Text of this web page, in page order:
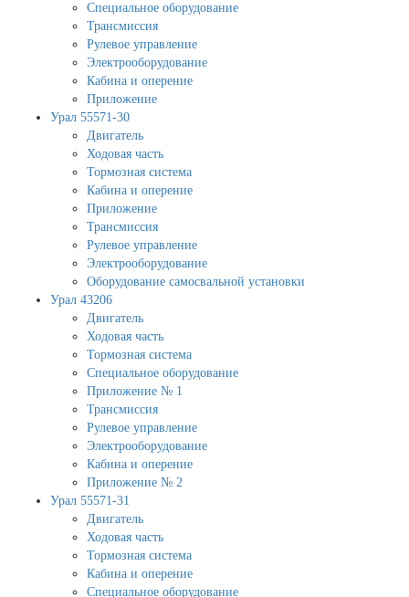
Специальное оборудование
Трансмиссия
Рулевое управление
Электрооборудование
Кабина и оперение
Приложение
Урал 55571-30
Двигатель
Ходовая часть
Тормозная система
Кабина и оперение
Приложение
Трансмиссия
Рулевое управление
Электрооборудование
Оборудование самосвальной установки
Урал 43206
Двигатель
Ходовая часть
Тормозная система
Специальное оборудование
Приложение № 1
Трансмиссия
Рулевое управление
Электрооборудование
Кабина и оперение
Приложение № 2
Урал 55571-31
Двигатель
Ходовая часть
Тормозная система
Кабина и оперение
Специальное оборудование